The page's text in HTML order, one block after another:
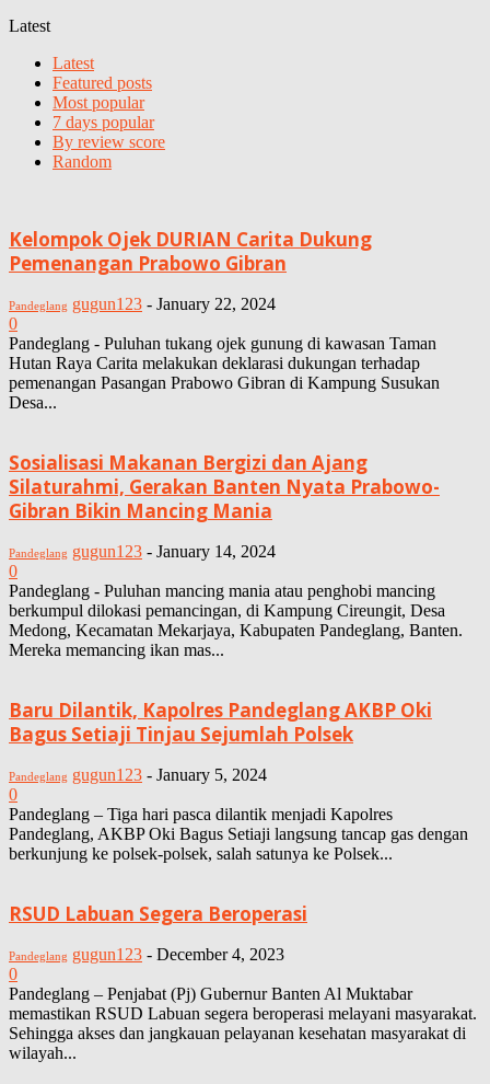
Latest
Latest
Featured posts
Most popular
7 days popular
By review score
Random
Kelompok Ojek DURIAN Carita Dukung
Pemenangan Prabowo Gibran
Pandeglang gugun123 - January 22, 2024
0
Pandeglang - Puluhan tukang ojek gunung di kawasan Taman
Hutan Raya Carita melakukan deklarasi dukungan terhadap
pemenangan Pasangan Prabowo Gibran di Kampung Susukan
Desa...
Sosialisasi Makanan Bergizi dan Ajang
Silaturahmi, Gerakan Banten Nyata Prabowo-
Gibran Bikin Mancing Mania
Pandeglang gugun123 - January 14, 2024
0
Pandeglang - Puluhan mancing mania atau penghobi mancing
berkumpul dilokasi pemancingan, di Kampung Cireungit, Desa
Medong, Kecamatan Mekarjaya, Kabupaten Pandeglang, Banten.
Mereka memancing ikan mas...
Baru Dilantik, Kapolres Pandeglang AKBP Oki
Bagus Setiaji Tinjau Sejumlah Polsek
Pandeglang gugun123 - January 5, 2024
0
Pandeglang – Tiga hari pasca dilantik menjadi Kapolres
Pandeglang, AKBP Oki Bagus Setiaji langsung tancap gas dengan
berkunjung ke polsek-polsek, salah satunya ke Polsek...
RSUD Labuan Segera Beroperasi
Pandeglang gugun123 - December 4, 2023
0
Pandeglang – Penjabat (Pj) Gubernur Banten Al Muktabar
memastikan RSUD Labuan segera beroperasi melayani masyarakat.
Sehingga akses dan jangkauan pelayanan kesehatan masyarakat di
wilayah...